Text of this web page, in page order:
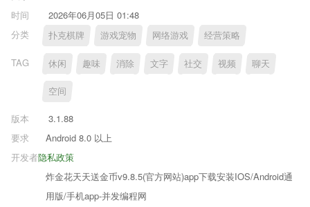
时间
2026年06月05日 01:48
分类
扑克棋牌 游戏宠物 网络游戏 经营策略
TAG 休闲 趣味 消除 文字 社交 视频 聊天
空间
版本
3.1.88
要求
Android 8.0 以上
隐私政策
开发者
炸金花天天送金币v9.8.5(官方网站)app下载安装IOS/Android通
用版/手机app-并发编程网